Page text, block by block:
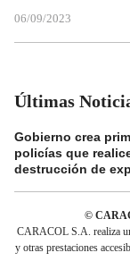
06/09/2023
Últimas
Gobierno crea
policías que
destrucción de
©
CARACOL S.A. realiza
y otras prestaciones